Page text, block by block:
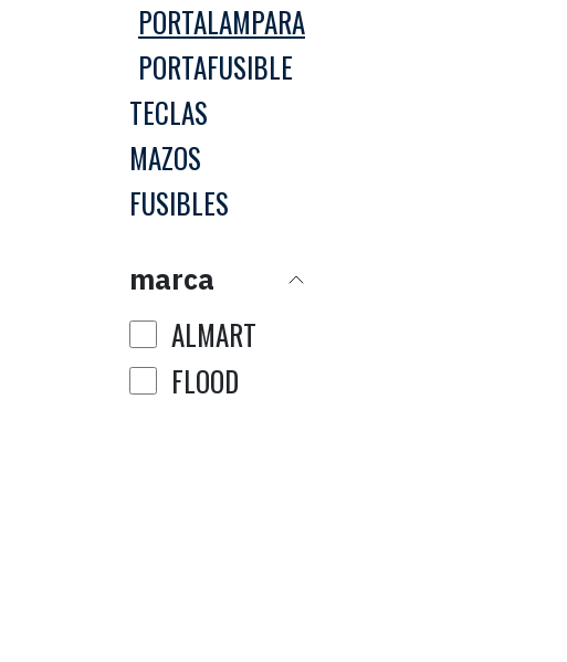
PORTALAMPARA
PORTAFUSIBLE
TECLAS
MAZOS
FUSIBLES
marca
ALMART
FLOOD